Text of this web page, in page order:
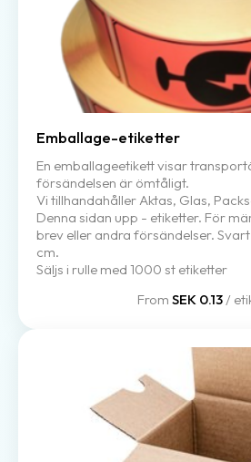
Emballage-etiketter
En emballageetikett visar
försändelsen är ömtåligt.
Vi tillhandahåller Aktas, Glas,
Denna sidan upp - etiketter. För
brev eller andra försändelser.
cm.
Säljs i rulle med 1000 st etiketter
From SEK 0.13 /